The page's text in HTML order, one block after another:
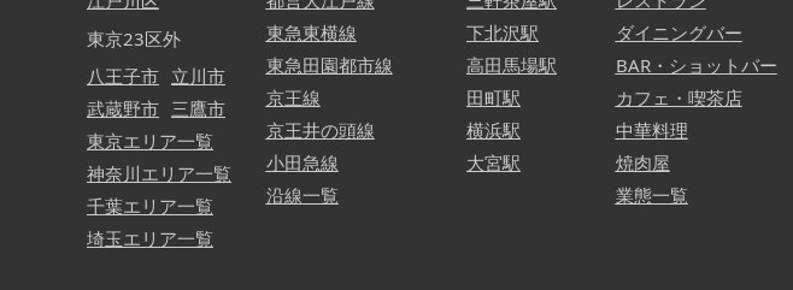
東京23区外
八王子市
武蔵野市
立川市
三鷹市
東京エリア一覧
神奈川エリア一覧
千葉エリア一覧
埼玉エリア一覧
東急東横線
東急田園都市線
京王線
京王井の頭線
小田急線
沿線一覧
下北沢駅
高田馬場駅
田町駅
横浜駅
大宮駅
ダイニングバー
BAR・ショットバー
カフェ・喫茶店
中華料理
焼肉屋
業態一覧